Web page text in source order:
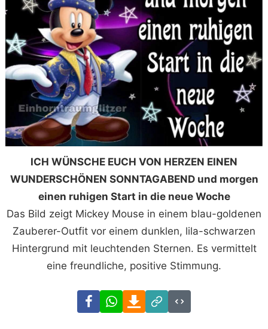
ICH WÜNSCHE EUCH VON HERZEN EINEN
WUNDERSCHÖNEN SONNTAGABEND und morgen
einen ruhigen Start in die neue Woche
Das Bild zeigt Mickey Mouse in einem blau-goldenen
Zauberer-Outfit vor einem dunklen, lila-schwarzen
Hintergrund mit leuchtenden Sternen. Es vermittelt
eine freundliche, positive Stimmung.
FacebookWhatsAppDownload
Link
Code